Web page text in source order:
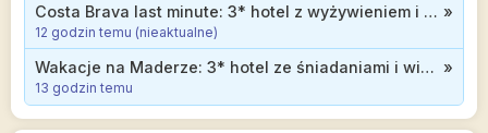
Costa Brava last minute: 3* hotel z wyżywieniem i basenem infinity na dachu za 2328 zł »
12 godzin temu (nieaktualne)
Wakacje na Maderze: 3* hotel ze śniadaniami i widokiem na ocean od 2399 zł »
13 godzin temu